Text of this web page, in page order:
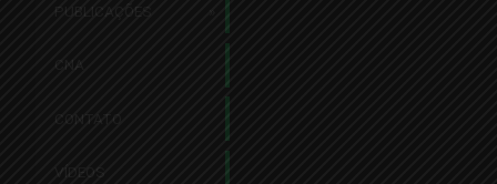
PUBLICAÇÕES
CNA
CONTATO
VÍDEOS